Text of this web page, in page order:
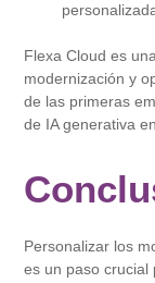
Flexa Cloud es
modernización y
de las primeras
de IA generativa
Personalizar los
es un paso crucial